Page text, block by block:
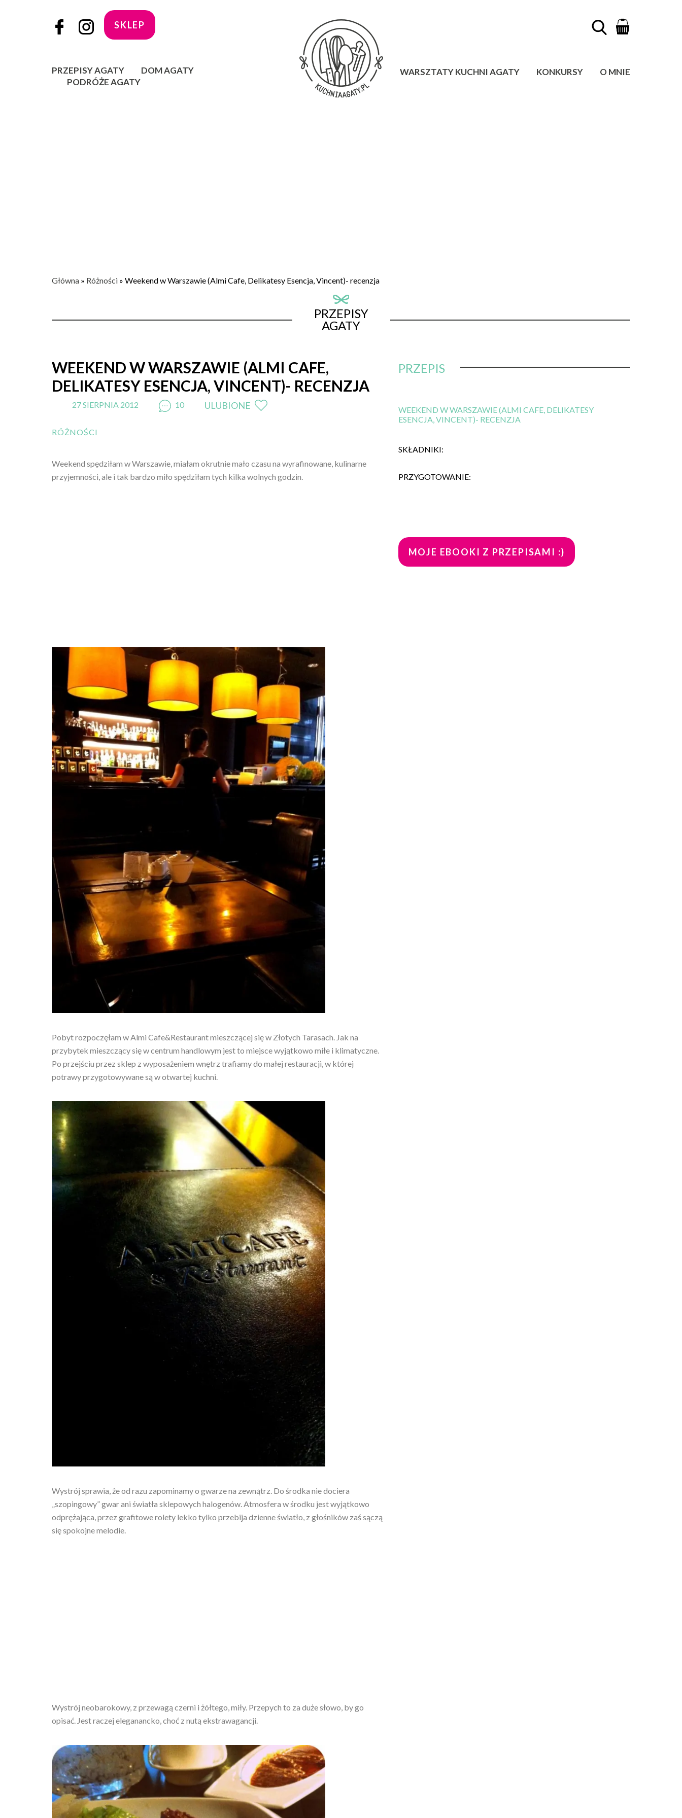
SKLEP
PRZEPISY AGATY
DOM AGATY
PODRÓŻE AGATY
WARSZTATY KUCHNI AGATY KONKURSY O MNIE
Główna » Różności » Weekend w Warszawie (Almi Cafe, Delikatesy Esencja, Vincent)- recenzja
PRZEPISY
AGATY
WEEKEND W WARSZAWIE (ALMI CAFE,
DELIKATESY ESENCJA, VINCENT)- RECENZJA
27 SIERPNIA 2012 10 ULUBIONE
RÓŻNOŚCI
Weekend spędziłam w Warszawie, miałam okrutnie mało czasu na wyrafinowane, kulinarne
przyjemności, ale i tak bardzo miło spędziłam tych kilka wolnych godzin.
Pobyt rozpoczęłam w Almi Cafe&Restaurant mieszczącej się w Złotych Tarasach. Jak na
przybytek mieszczący się w centrum handlowym jest to miejsce wyjątkowo miłe i klimatyczne.
Po przejściu przez sklep z wyposażeniem wnętrz trafiamy do małej restauracji, w której
potrawy przygotowywane są w otwartej kuchni.
Wystrój sprawia, że od razu zapominamy o gwarze na zewnątrz. Do środka nie dociera
„szopingowy” gwar ani światła sklepowych halogenów. Atmosfera w środku jest wyjątkowo
odprężająca, przez grafitowe rolety lekko tylko przebija dzienne światło, z głośników zaś sączą
się spokojne melodie.
Wystrój neobarokowy, z przewagą czerni i żółtego, miły. Przepych to za duże słowo, by go
opisać. Jest raczej eleganancko, choć z nutą ekstrawagancji.
PRZEPIS
WEEKEND W WARSZAWIE (ALMI CAFE, DELIKATESY
ESENCJA, VINCENT)- RECENZJA
SKŁADNIKI:
PRZYGOTOWANIE:
MOJE EBOOKI Z PRZEPISAMI :)